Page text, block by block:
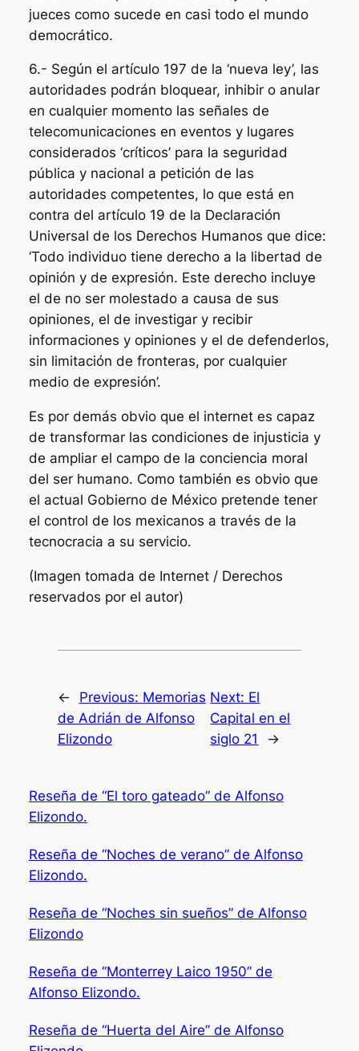
jueces como sucede en casi todo el mundo
democrático.
6.- Según el artículo 197 de la ‘nueva ley’, las
autoridades podrán bloquear, inhibir o anular
en cualquier momento las señales de
telecomunicaciones en eventos y lugares
considerados ‘críticos’ para la seguridad
pública y nacional a petición de las
autoridades competentes, lo que está en
contra del artículo 19 de la Declaración
Universal de los Derechos Humanos que dice:
‘Todo individuo tiene derecho a la libertad de
opinión y de expresión. Este derecho incluye
el de no ser molestado a causa de sus
opiniones, el de investigar y recibir
informaciones y opiniones y el de defenderlos,
sin limitación de fronteras, por cualquier
medio de expresión’.
Es por demás obvio que el internet es capaz
de transformar las condiciones de injusticia y
de ampliar el campo de la conciencia moral
del ser humano. Como también es obvio que
el actual Gobierno de México pretende tener
el control de los mexicanos a través de la
tecnocracia a su servicio.
(Imagen tomada de Internet / Derechos
reservados por el autor)
← Previous: Memorias
de Adrián de Alfonso
Elizondo
Next: El
Capital en el
siglo 21
→
Reseña de “El toro gateado” de Alfonso
Elizondo.
Reseña de “Noches de verano” de Alfonso
Elizondo.
Reseña de “Noches sin sueños” de Alfonso
Elizondo
Reseña de “Monterrey Laico 1950” de
Alfonso Elizondo.
Reseña de “Huerta del Aire” de Alfonso